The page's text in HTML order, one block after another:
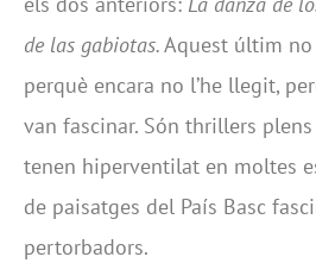
de las gabiotas.Aquest últim
perquè encara no l’he llegit,
van fascinar. Són thrillers
tenen hiperventilat en moltes
de paisatges del País Basc
pertorbadors.